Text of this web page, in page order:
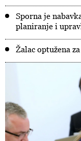
Sporna je
planiranje i
Žalac optužena